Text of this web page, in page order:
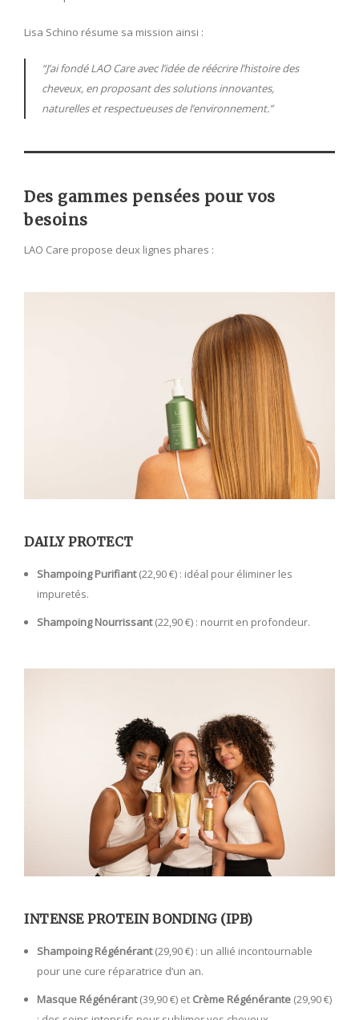
Lisa Schino résume sa mission ainsi :
“J’ai fondé LAO Care avec l’idée de réécrire l’histoire des
cheveux, en proposant des solutions innovantes,
naturelles et respectueuses de l’environnement.”
Des gammes pensées pour vos
besoins
LAO Care propose deux lignes phares :
DAILY PROTECT
Shampoing Purifiant(22,90 €) : idéal pour éliminer les
impuretés.
Shampoing Nourrissant(22,90 €) : nourrit en profondeur.
INTENSE PROTEIN BONDING (IPB)
Shampoing Régénérant(29,90 €) : un allié incontournable
pour une cure réparatrice d’un an.
Masque Régénérant(39,90 €) et Crème Régénérante (29,90 €)